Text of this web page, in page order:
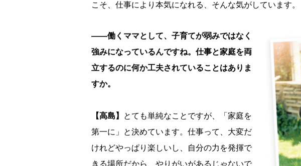
こそ、仕事により本気になれる、そんな気がしています。
――働くママとして、子育てが弱みではなく
強みになっているんですね。仕事と家庭を両
立するのに何か工夫されていることはありま
すか。
【高島】
とても単純なことですが、「家庭を
第一に」と決めています。仕事って、大変だ
けれどやっぱり楽しいし、自分の力を発揮で
きる場所だから、やりがいがあるじゃないで